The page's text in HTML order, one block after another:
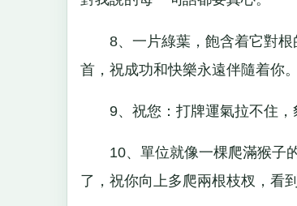
8、一片綠葉，飽含着它對根
首，祝成功和快樂永遠伴隨着你。
9、祝您：打牌運氣拉不住，
10、單位就像一棵爬滿猴子的
了，祝你向上多爬兩根枝杈，看